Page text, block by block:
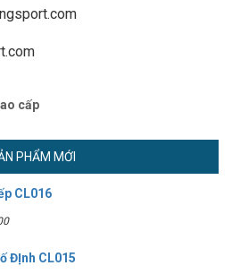
cấp
PHẨM MỚI
CL016
ĐỊnh CL015